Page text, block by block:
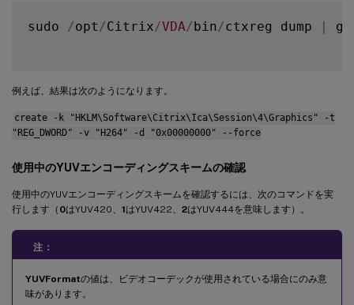
sudo /opt /Citrix/VDA/bin/ctxreg dump |
例えば、結果は次のようになります。
create -k "HKLM\Software\Citrix\Ica\Session\4\Graphics" -t
"REG_DWORD" -v "H264" -d "0x00000000" --force
使用中のYUVエンコーディングスキームの確認
使用中のYUVエンコーディングスキームを確認するには、次のコマンドを実
行します（ 0はYUV420、 1はYUV422、 2はYUV444を意味します）。
注：
YUVFormatの値は、ビデオコーデックが使用されている場合にのみ意
味があります。